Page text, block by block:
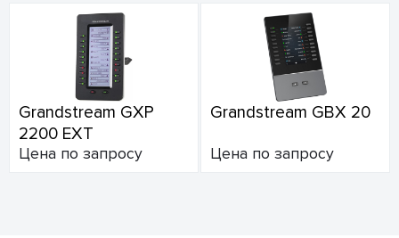
Grandstream GXP
2200 EXT
Цена по запросу
Grandstream GBX 20
Цена по запросу